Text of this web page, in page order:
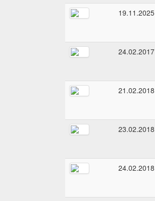
19.11.2025
24.02.2017
21.02.2018
23.02.2018
24.02.2018